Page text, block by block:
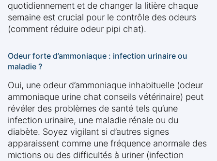
quotidiennement et de changer la litière chaque
semaine est crucial pour le contrôle des odeurs
(comment réduire odeur pipi chat).
Odeur forte d’ammoniaque : infection urinaire ou
maladie ?
Oui, une odeur d’ammoniaque inhabituelle (odeur
ammoniaque urine chat conseils vétérinaire) peut
révéler des problèmes de santé tels qu’une
infection urinaire, une maladie rénale ou du
diabète. Soyez vigilant si d’autres signes
apparaissent comme une fréquence anormale des
mictions ou des difficultés à uriner (infection